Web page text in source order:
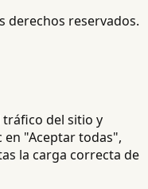
derechos reservados.
tráfico del sitio y
en "Aceptar todas",
la carga correcta de